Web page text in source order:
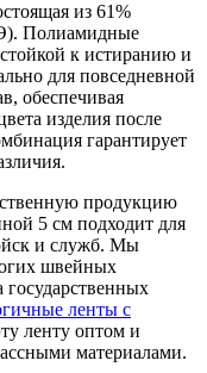
из 61%
Полиамидные
к истиранию и
для повседневной
обеспечивая
изделия после
гарантирует
продукцию
5 см подходит для
и служб. Мы
швейных
ленты с
ленту оптом и
материалами.